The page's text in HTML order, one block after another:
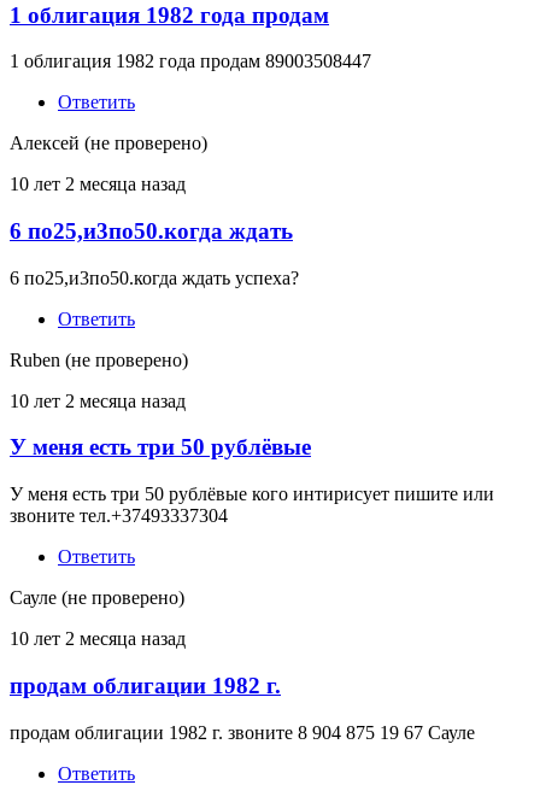
1 облигация 1982 года продам
1 облигация 1982 года продам 89003508447
Ответить
Алексей (не проверено)
10 лет 2 месяца назад
6 по25,и3по50.когда ждать
6 по25,и3по50.когда ждать успеха?
Ответить
Ruben (не проверено)
10 лет 2 месяца назад
У меня есть три 50 рублёвые
У меня есть три 50 рублёвые кого интирисует пишите или
звоните тел.+37493337304
Ответить
Сауле (не проверено)
10 лет 2 месяца назад
продам облигации 1982 г.
продам облигации 1982 г. звоните 8 904 875 19 67 Сауле
Ответить